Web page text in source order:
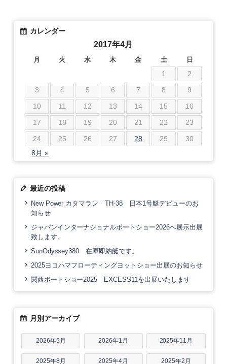
カレンダー
2017年4月
月 火 水 木 金 土 日
1
2
3
4 5 6 7 8
9
10
11 12 13 14 15
16
17
18 19 20 21 22
23
24
25 26 27 28 29
30
8月 »
最近の投稿
New Power カタマラン TH-38 日本1号艇デビューのお
知らせ
ジャパンインターナショナルボートショー2026へ展示出展
致します。
SunOdyssey380 在庫即納艇です。
2025ヨコハマフローティングヨットショー出展のお知らせ
関西ボートショー2025 EXCESS11を出展いたします
月別アーカイブ
2026年5月 2026年1月 2025年11月
2025年8月 2025年4月 2025年2月